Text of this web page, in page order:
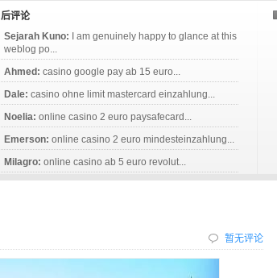
后评论
Sejarah Kuno:
I am genuinely happy to glance at this
weblog po...
Ahmed: casino google pay ab 15 euro...
Dale: casino ohne limit mastercard einzahlung...
Noelia: online casino 2 euro paysafecard...
Emerson: online casino 2 euro mindesteinzahlung...
Milagro: online casino ab 5 euro revolut...
暂无评论